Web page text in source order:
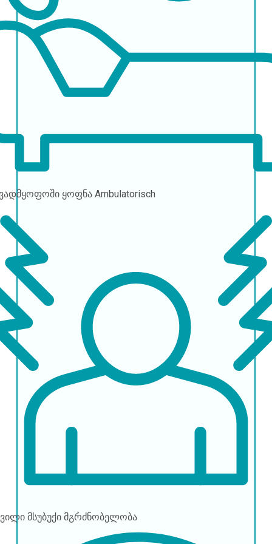
ყოფნა Ambulatorisch
მსუბუქი მგრძნობელობა